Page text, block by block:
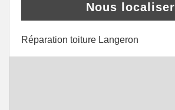
Nous localiser
Réparation toiture Langeron